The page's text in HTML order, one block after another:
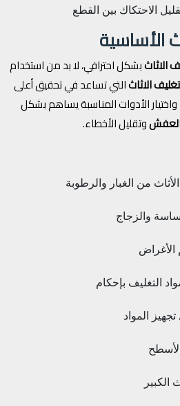
الاحتكاك بين القطع
الأساسية
الاثاثبشكل احترافي، لا بد من استخدام
الاثاثالتي تساعد في تحقيق أعلى
الأدوات المناسبة يساهم بشكل
وتقليل الأخطاء.
من الغبار والرطوبة
والزجاج
الأغراض
التغليف بإحكام
المواد
الكبير